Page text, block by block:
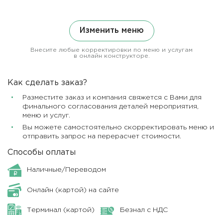
Изменить меню
Внесите любые корректировки по меню и услугам
в онлайн конструкторе.
Как сделать заказ?
Разместите заказ и компания свяжется с Вами для
финального согласования деталей мероприятия,
меню и услуг.
Вы можете самостоятельно скорректировать меню и
отправить запрос на перерасчет стоимости.
Способы оплаты
Наличные/Переводом
Онлайн (картой) на сайте
Терминал (картой) Безнал с НДС